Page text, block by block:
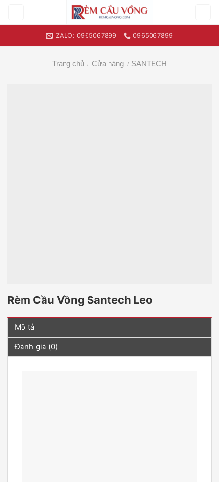
ZALO: 0965067899 0965067899
Trang chủ / Cửa hàng / SANTECH
Rèm Cầu Vồng Santech Leo
Mô tả
Đánh giá (0)